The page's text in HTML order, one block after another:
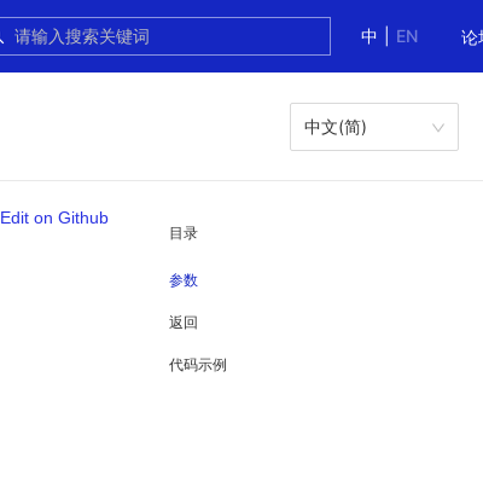
中
EN 论
中文(简)
目录
参数
返回
代码示例
Edit on Github